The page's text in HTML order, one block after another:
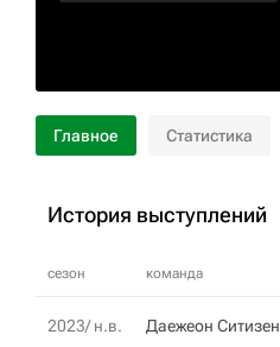
Главное Статистика
История выступлений
сезон команда
2023/ н.в. Даежеон Ситизен